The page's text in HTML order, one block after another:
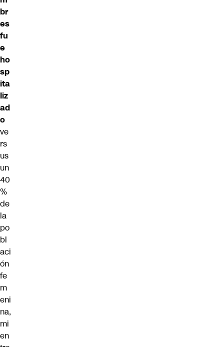
br
es
fu
e
ho
sp
ita
liz
ad
o
ve
rs
us
un
40
%
de
la
po
bl
aci
ón
fe
m
eni
na,
mi
en